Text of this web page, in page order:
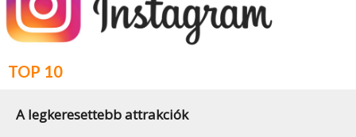
TOP 10
A legkeresettebb attrakciók